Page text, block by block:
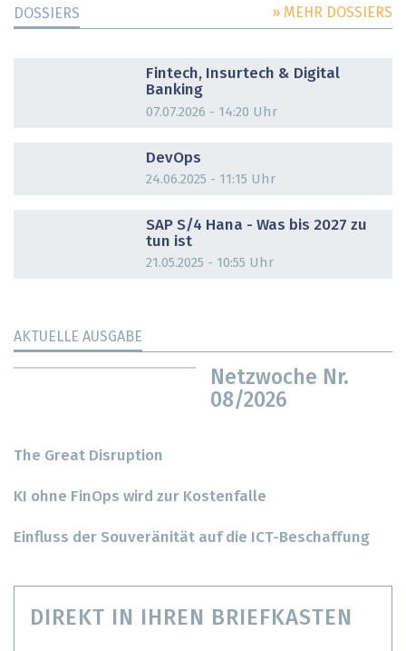
DOSSIERS » MEHR DOSSIERS
Fintech, Insurtech & Digital
Banking
07.07.2026 - 14:20 Uhr
DevOps
24.06.2025 - 11:15 Uhr
SAP S/4 Hana - Was bis 2027 zu
tun ist
21.05.2025 - 10:55 Uhr
AKTUELLE AUSGABE
Netzwoche Nr.
08/2026
The Great Disruption
KI ohne FinOps wird zur Kostenfalle
Einfluss der Souveränität auf die ICT-Beschaffung
DIREKT IN IHREN BRIEFKASTEN